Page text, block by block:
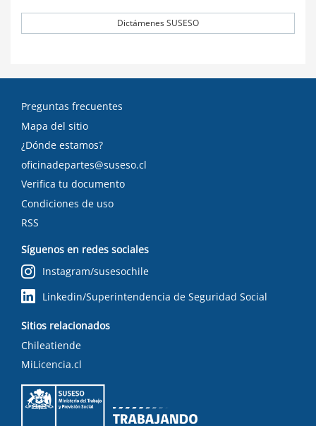
Dictámenes SUSESO
Preguntas frecuentes
Mapa del sitio
¿Dónde estamos?
oficinadepartes@suseso.cl
Verifica tu documento
Condiciones de uso
RSS
Síguenos en redes sociales
Instagram/susesochile
Linkedin/Superintendencia de Seguridad Social
Sitios relacionados
Chileatiende
MiLicencia.cl